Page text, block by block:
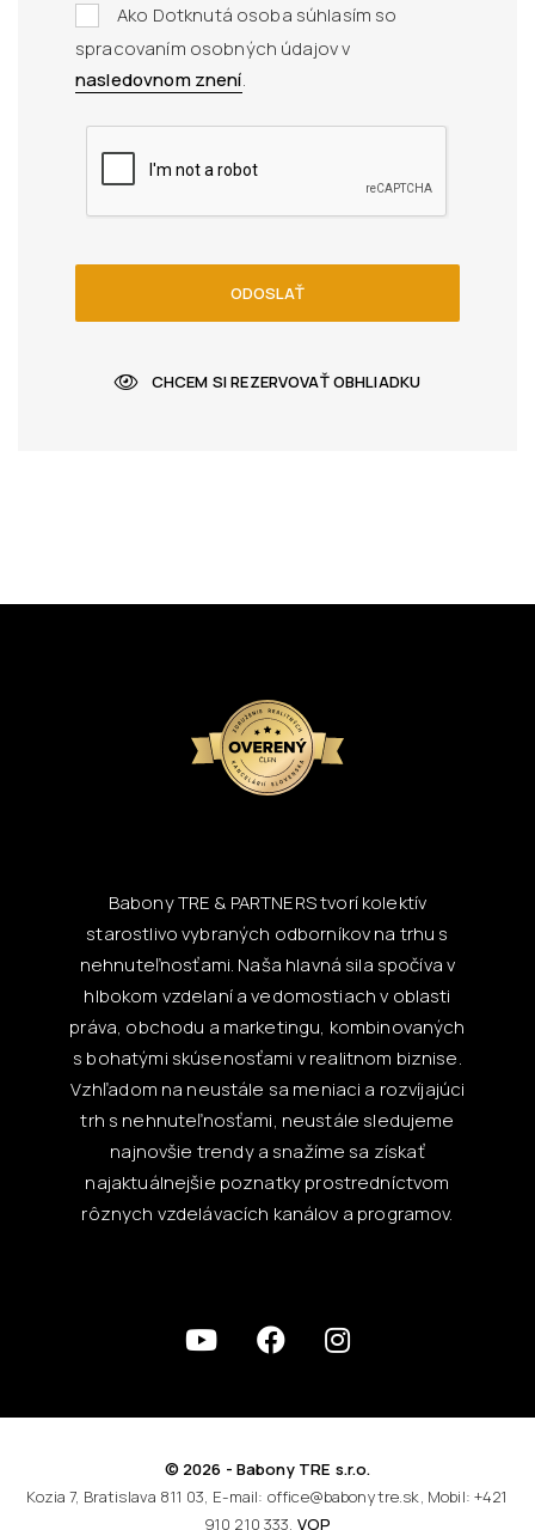
Ako Dotknutá osoba súhlasím so
spracovaním osobných údajov v
nasledovnom znení.
ODOSLAŤ
CHCEM SI REZERVOVAŤ OBHLIADKU
Babony TRE & PARTNERS tvorí kolektív
starostlivo vybraných odborníkov na trhu s
nehnuteľnosťami. Naša hlavná sila spočíva v
hlbokom vzdelaní a vedomostiach v oblasti
práva, obchodu a marketingu, kombinovaných
s bohatými skúsenosťami v realitnom biznise.
Vzhľadom na neustále sa meniaci a rozvíjajúci
trh s nehnuteľnosťami, neustále sledujeme
najnovšie trendy a snažíme sa získať
najaktuálnejšie poznatky prostredníctvom
rôznych vzdelávacích kanálov a programov.
© 2026 - Babony TRE s.r.o.
Kozia 7, Bratislava 811 03, E-mail: office@babonytre.sk, Mobil: +421
910 210 333, VOP